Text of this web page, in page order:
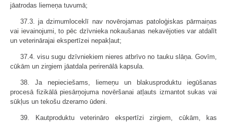
jāatrodas liemeņa tuvumā;
37.3. ja dzimumloceklī nav novērojamas patoloģiskas pārmaiņas
vai ievainojumi, to pēc dzīvnieka nokaušanas nekavējoties var atdalīt
un veterinārajai ekspertīzei nepakļaut;
37.4. visu sugu dzīvniekiem nieres atbrīvo no tauku slāņa. Govīm,
cūkām un zirgiem jāatdala perirenālā kapsula.
38. Ja nepieciešams, liemeņu un blakusproduktu iegūšanas
procesā fizikālā piesārņojuma novēršanai atļauts izmantot sukas vai
sūkļus un tekošu dzeramo ūdeni.
39. Kautproduktu veterināro ekspertīzi zirgiem, cūkām, kas